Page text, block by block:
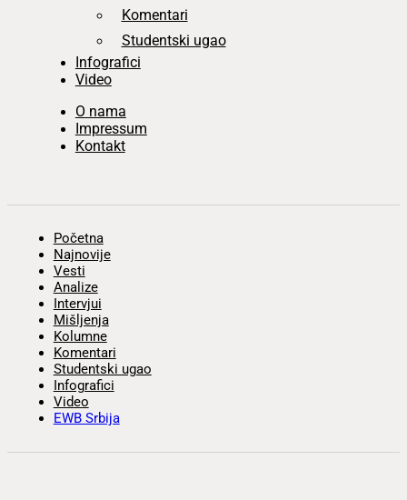
Komentari
Studentski ugao
Infografici
Video
O nama
Impressum
Kontakt
Početna
Najnovije
Vesti
Analize
Intervjui
Mišljenja
Kolumne
Komentari
Studentski ugao
Infografici
Video
EWB Srbija